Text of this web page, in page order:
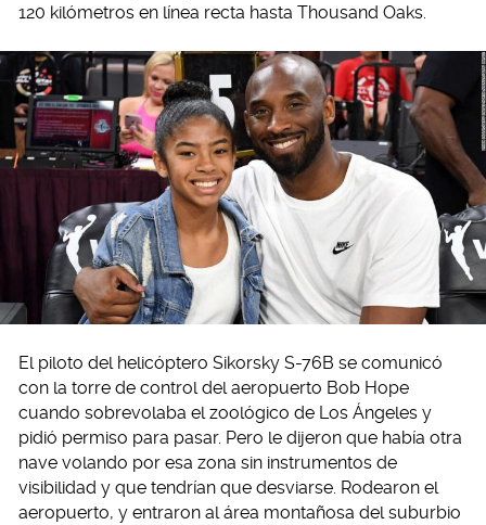
120 kilómetros en línea recta hasta Thousand Oaks.
El piloto del helicóptero Sikorsky S-76B se comunicó
con la torre de control del aeropuerto Bob Hope
cuando sobrevolaba el zoológico de Los Ángeles y
pidió permiso para pasar. Pero le dijeron que había otra
nave volando por esa zona sin instrumentos de
visibilidad y que tendrían que desviarse. Rodearon el
aeropuerto, y entraron al área montañosa del suburbio